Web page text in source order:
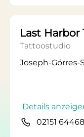
Last Harbor
Tattoostudio
Joseph-Görres-
Details
02151